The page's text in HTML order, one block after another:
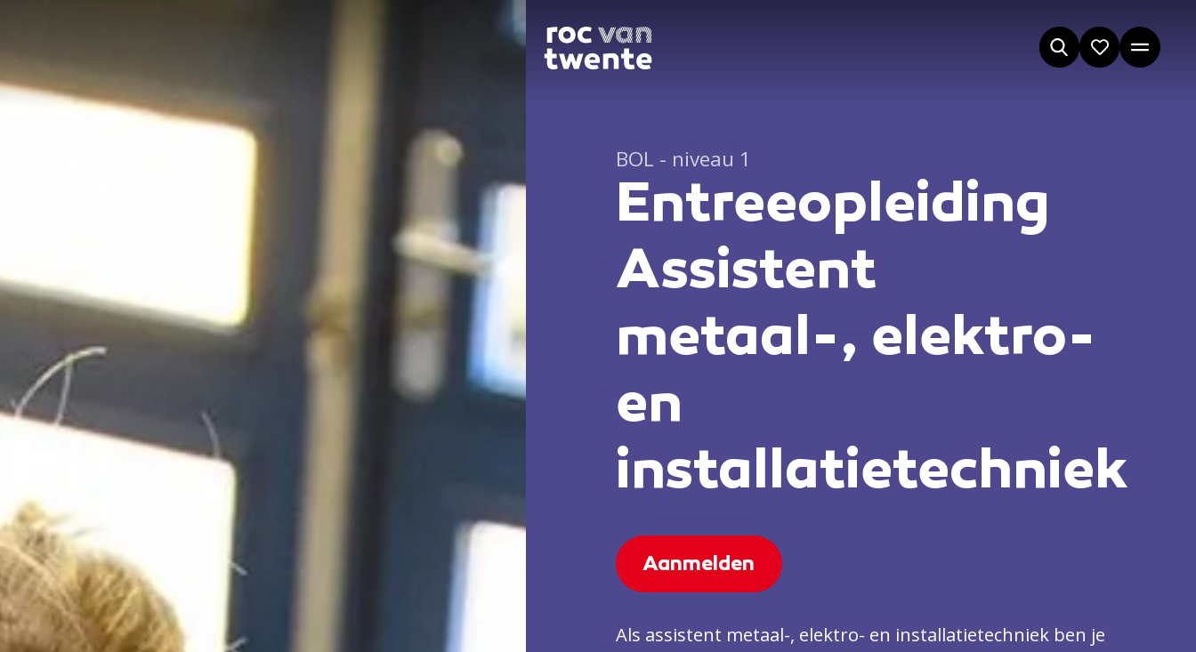
BOL - niveau 1
Entreeopleiding
Assistent
metaal-, elektro-
en
installatietechniek
Aanmelden
Als assistent metaal-, elektro- en installatietechniek ben je